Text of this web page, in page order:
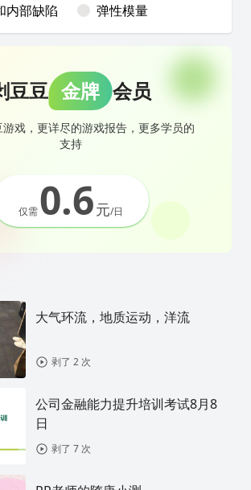
内部缺陷
弹性模量
豆豆 金牌 会员
戏，更详尽的游戏报告，更多学员的
支持
仅需0.6元/日
大气环流，地质运动，洋流
剥了 2 次
公司金融能力提升培训考试8月8
日
剥了 7 次